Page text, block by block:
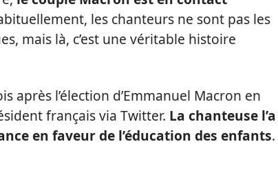
les chanteurs ne sont pas les
mais là, c’est une véritable histoire
après l’élection d’Emmanuel Macron en
français via Twitter. La chanteuse l’a
en faveur de l’éducation des enfants.